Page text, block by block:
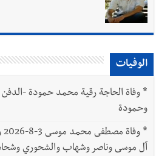
تقنية حول الحد من النفايات البحرية
الوفيات
*
وحمودة
*
آل موسى وناصر وشهاب والشحوري